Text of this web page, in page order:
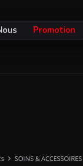
Promotion
SOINS & ACCESSOIRES